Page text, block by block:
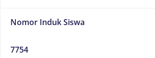
Nomor Induk Siswa
7754